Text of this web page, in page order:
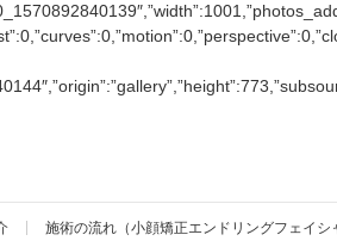
施術の流れ（小顔矯正エンドリングフェイシ